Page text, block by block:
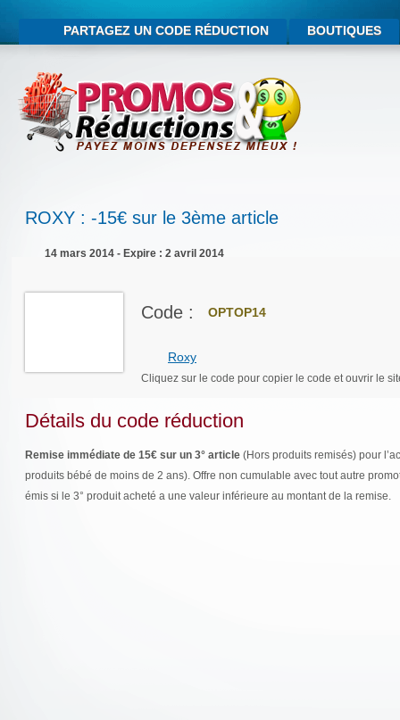
PARTAGEZ UN CODE RÉDUCTION BOUTIQUES
ROXY : -15€ sur le 3ème article
14 mars 2014 - Expire : 2 avril 2014
Code : OPTOP14
Roxy
Cliquez sur le code pour copier le code et ouvrir le
Détails du code réduction
Remise immédiate de 15€ sur un 3° article (Hors produits remisés) pour
produits bébé de moins de 2 ans). Offre non cumulable avec tout autre
émis si le 3° produit acheté a une valeur inférieure au montant de la remise.